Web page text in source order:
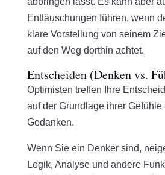
Enttäuschungen führen, wenn
klare Vorstellung von seinem
auf den Weg dorthin achtet.
Entscheiden (Denken vs.
Optimisten treffen Ihre
auf der Grundlage ihrer Gefühle
Gedanken.
Wenn Sie ein Denker sind,
Logik, Analyse und andere